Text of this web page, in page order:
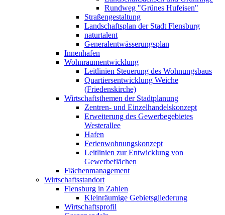
Rundweg "Grünes Hufeisen"
Straßengestaltung
Landschaftsplan der Stadt Flensburg
naturtalent
Generalentwässerungsplan
Innenhafen
Wohnraumentwicklung
Leitlinien Steuerung des Wohnungsbaus
Quartiersentwicklung Weiche
(Friedenskirche)
Wirtschaftsthemen der Stadtplanung
Zentren- und Einzelhandelskonzept
Erweiterung des Gewerbegebietes
Westerallee
Hafen
Ferienwohnungskonzept
Leitlinien zur Entwicklung von
Gewerbeflächen
Flächenmanagement
Wirtschaftsstandort
Flensburg in Zahlen
Kleinräumige Gebietsgliederung
Wirtschaftsprofil